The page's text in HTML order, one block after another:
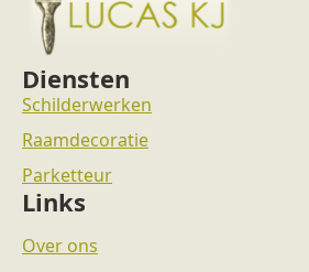
Diensten
Schilderwerken
Raamdecoratie
Parketteur
Links
Over ons